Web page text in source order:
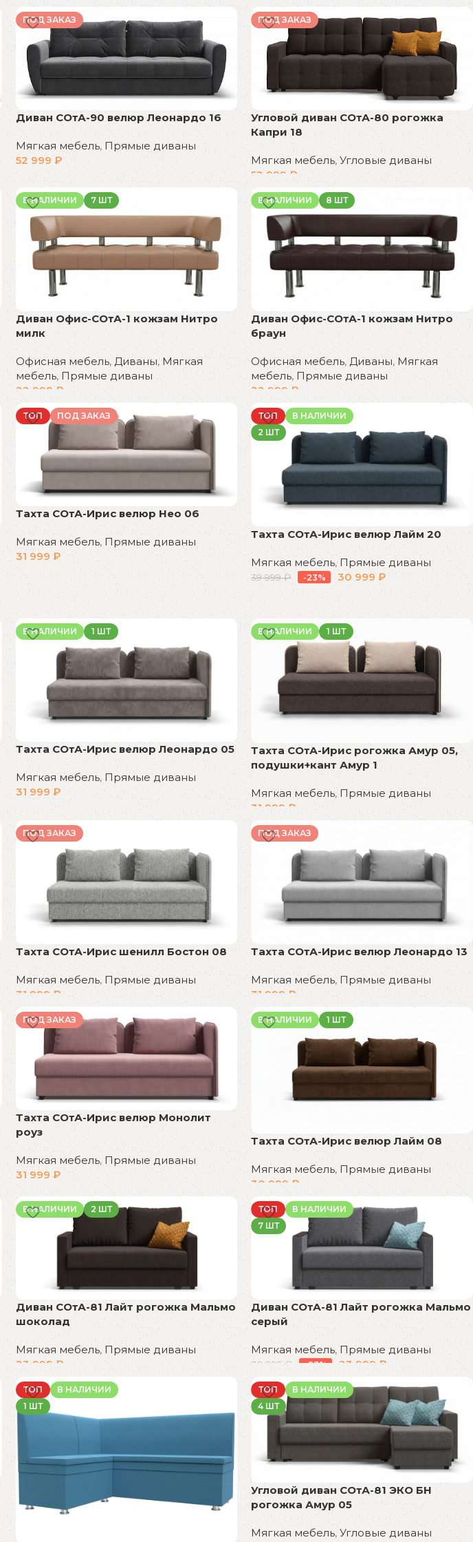
В корзину
ПОД ЗАКАЗ
Диван СОтА-90 велюр Леонардо 16
Мягкая мебель,Прямые диваны
52 999₽
В корзину
ПОД ЗАКАЗ
Угловой диван СОтА-80 рогожка
Капри 18
Мягкая мебель,Угловые диваны
52 999 ₽
В корзину
В НАЛИЧИИ 7 ШТ
Диван Офис-СОтА-1 кожзам Нитро
милк
Офисная мебель,Диваны,Мягкая
мебель,Прямые диваны
22 999 ₽
В корзину
В НАЛИЧИИ 8 ШТ
Диван Офис-СОтА-1 кожзам Нитро
браун
Офисная мебель,Диваны,Мягкая
мебель,Прямые диваны
22 999 ₽
В корзину
ТОП ПОД ЗАКАЗ
Тахта СОтА-Ирис велюр Нео 06
Мягкая мебель, Прямые диваны
31 999₽
В корзину
ТОП
В НАЛИЧИИ
2 ШТ
Тахта СОтА-Ирис велюр Лайм 20
Мягкая мебель, Прямые диваны
39 999₽ -23% 30 999₽
В корзину
В НАЛИЧИИ 1 ШТ
Тахта СОтА-Ирис велюр Леонардо 05
Мягкая мебель, Прямые диваны
31 999 ₽
В корзину
В НАЛИЧИИ 1 ШТ
Тахта СОтА-Ирис рогожка Амур 05,
подушки+кант Амур 1
Мягкая мебель,Прямые диваны
31 999 ₽
В корзину
ПОД ЗАКАЗ
Тахта СОтА-Ирис шенилл Бостон 08
Мягкая мебель, Прямые диваны
31 999₽
В корзину
ПОД ЗАКАЗ
Тахта СОтА-Ирис велюр Леонардо 13
Мягкая мебель, Прямые диваны
31 999 ₽
В корзину
ПОД ЗАКАЗ
Тахта СОтА-Ирис велюр Монолит
роуз
Мягкая мебель, Прямые диваны
31 999₽
В корзину
В НАЛИЧИИ 1 ШТ
Тахта СОтА-Ирис велюр Лайм 08
Мягкая мебель, Прямые диваны
30 999 ₽
В корзину
В НАЛИЧИИ 2 ШТ
Диван СОтА-81 Лайт рогожка Мальмо
шоколад
Мягкая мебель, Прямые диваны
23 999 ₽
В корзину
ТОП
В НАЛИЧИИ
7 ШТ
Диван СОтА-81 Лайт рогожка Мальмо
серый
Мягкая мебель, Прямые диваны
30 999₽ -23% 23 999 ₽
В корзину
ТОП
В НАЛИЧИИ
1 ШТ
ТОП
В НАЛИЧИИ
4 ШТ
Угловой диван СОтА-81 ЭКО БН
рогожка Амур 05
Мягкая мебель,Угловые диваны